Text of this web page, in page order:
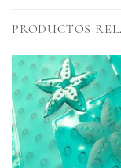
PRODUCTOS